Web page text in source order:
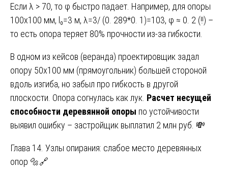
Если λ > 70, то φ быстро падает. Например, для опоры
100х100 мм, l₀=3 м, λ=3/ (0. 289*0. 1)=103, φ ≈ 0. 2 (!!) –
то есть опора теряет 80% прочности из-за гибкости.
В одном из кейсов (веранда) проектировщик задал
опору 50х100 мм (прямоугольник) большей стороной
вдоль изгиба, но забыл про гибкость в другой
плоскости. Опора согнулась как лук. Расчет несущей
способности деревянной опоры по устойчивости
выявил ошибку – застройщик выплатил 2 млн руб. 💸
Глава 14. Узлы опирания: слабое место деревянных
опор 🔩🔗